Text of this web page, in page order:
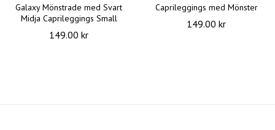
Galaxy Mönstrade med Svart
Midja Caprileggings Small
149.00 kr
Caprileggings med Mönster
149.00 kr